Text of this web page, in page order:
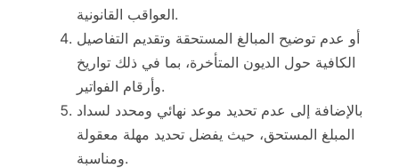
العواقب القانونية.
أو عدم توضيح المبالغ المستحقة وتقديم التفاصيل
الكافية حول الديون المتأخرة، بما في ذلك تواريخ
وأرقام الفواتير.
بالإضافة إلى عدم تحديد موعد نهائي ومحدد لسداد
المبلغ المستحق، حيث يفضل تحديد مهلة معقولة
ومناسبة.